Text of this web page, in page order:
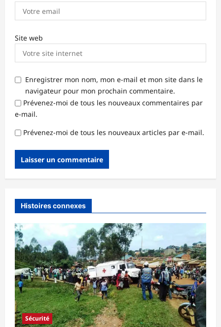
Site web
Enregistrer mon nom, mon e-mail et mon site dans le
navigateur pour mon prochain commentaire.
Prévenez-moi de tous les nouveaux commentaires par
e-mail.
Prévenez-moi de tous les nouveaux articles par e-mail.
Histoires connexes
Sécurité